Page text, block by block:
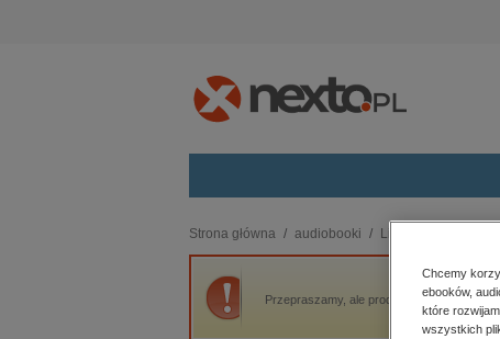
budownictwo, aranżacja wnętrz
biznesowe, branżowe, gospodarka
darmowe wydania
Strona główna audiobooki Literatura piękna,
Przepraszamy, ale produkt „Czas honoru.
Chcemy
ebooków,
które
wszystkich